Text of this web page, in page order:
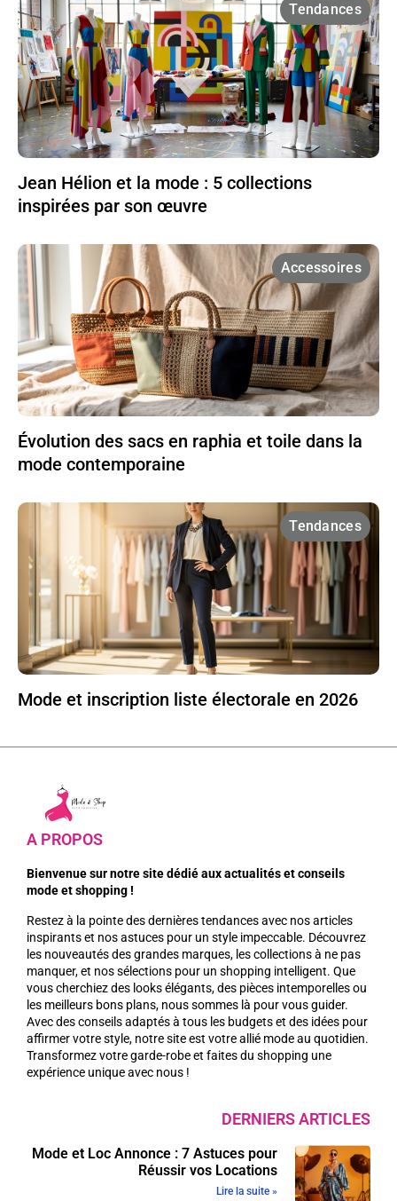
Tendances
Jean Hélion et la mode : 5 collections
inspirées par son œuvre
Accessoires
Évolution des sacs en raphia et toile dans la
mode contemporaine
Tendances
Mode et inscription liste électorale en 2026
A PROPOS
Bienvenue sur notre site dédié aux actualités et conseils
mode et shopping !
Restez à la pointe des dernières tendances avec nos articles
inspirants et nos astuces pour un style impeccable. Découvrez
les nouveautés des grandes marques, les collections à ne pas
manquer, et nos sélections pour un shopping intelligent. Que
vous cherchiez des looks élégants, des pièces intemporelles ou
les meilleurs bons plans, nous sommes là pour vous guider.
Avec des conseils adaptés à tous les budgets et des idées pour
affirmer votre style, notre site est votre allié mode au quotidien.
Transformez votre garde-robe et faites du shopping une
expérience unique avec nous !
DERNIERS ARTICLES
Mode et Loc Annonce : 7 Astuces pour
Réussir vos Locations
Lire la suite »